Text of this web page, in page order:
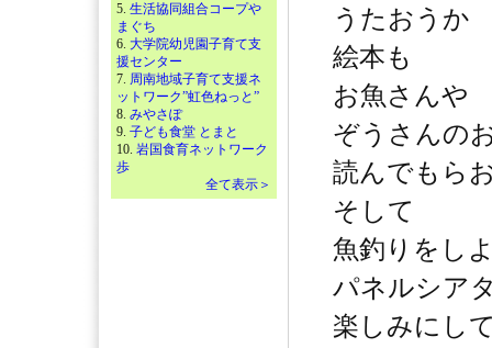
5. 生活協同組合コープや
まぐち
6. 大学院幼児園子育て支
援センター
7. 周南地域子育て支援ネ
ットワーク”虹色ねっと”
8. みやさぽ
9. 子ども食堂 とまと
10. 岩国食育ネットワーク
歩
全て表示＞
うたおうか
絵本も
お魚さんや
ぞうさんの
読んでもら
そして
魚釣りをし
パネルシア
楽しみにし